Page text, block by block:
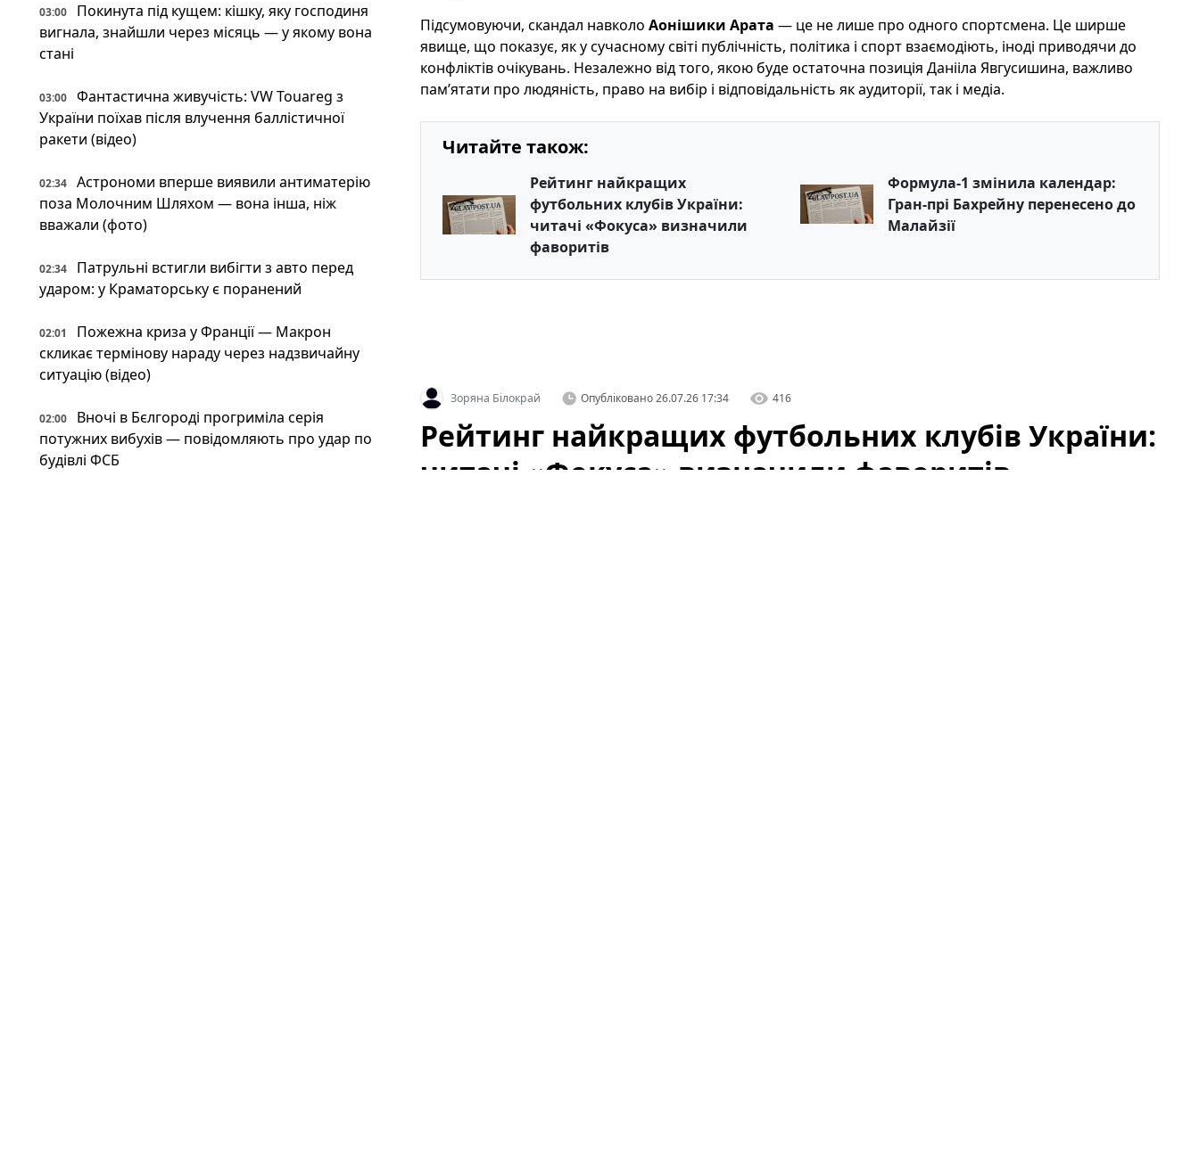
03:00
Покинута під кущем: кішку, яку господиня
вигнала, знайшли через місяць — у якому вона
стані
03:00
Фантастична живучість: VW Touareg з
України поїхав після влучення баллістичної
ракети (відео)
02:34
Астрономи вперше виявили антиматерію
поза Молочним Шляхом — вона інша, ніж
вважали (фото)
02:34
Патрульні встигли вибігти з авто перед
ударом: у Краматорську є поранений
02:01
Пожежна криза у Франції — Макрон
скликає термінову нараду через надзвичайну
ситуацію (відео)
02:00
Вночі в Бєлгороді прогриміла серія
потужних вибухів — повідомляють про удар по
будівлі ФСБ
Підсумовуючи, скандал навколо Аонішики Арата — це не лише про одного спортсмена. Це ширше
явище, що показує, як у сучасному світі публічність, політика і спорт взаємодіють, іноді приводячи до
конфліктів очікувань. Незалежно від того, якою буде остаточна позиція Данііла Явгусишина, важливо
пам’ятати про людяність, право на вибір і відповідальність як аудиторії, так і медіа.
Читайте також:
Рейтинг найкращих
футбольних клубів України:
читачі «Фокуса» визначили
фаворитів
Формула-1 змінила календар:
Гран-прі Бахрейну перенесено до
Малайзії
Зоряна Білокрай Опубліковано26.07.26 17:34 416
Рейтинг найкращих футбольних клубів України:
читачі «Фокуса» визначили фаворитів